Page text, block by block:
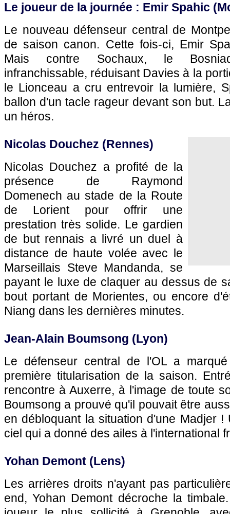
Le joueur de la journée : Emir Spahic (
Le nouveau défenseur central de
de saison canon. Cette fois-ci, Emir
Mais contre Sochaux, le
infranchissable, réduisant Davies à la
le Lionceau a cru entrevoir la lumière,
ballon d'un tacle rageur devant son but.
un héros.
Nicolas Douchez (Rennes)
Nicolas Douchez a profité de la
présence de Raymond
Domenech au stade de la Route
de Lorient pour offrir une
prestation très solide. Le gardien
de but rennais a livré un duel à
distance de haute volée avec le
Marseillais Steve Mandanda, se
payant le luxe de claquer au dessus de
bout portant de Morientes, ou encore
Niang dans les dernières minutes.
Jean-Alain Boumsong (Lyon)
Le défenseur central de l'OL a
première titularisation de la saison.
rencontre àAuxerre, à l'image de toute
Boumsong a prouvé qu'il pouvait être
en débloquant la situation d'une Madjer !
ciel qui a donné des ailes à l'international
Yohan Demont (Lens)
Les arrières droits n'ayant pas
end, Yohan Demont décroche la